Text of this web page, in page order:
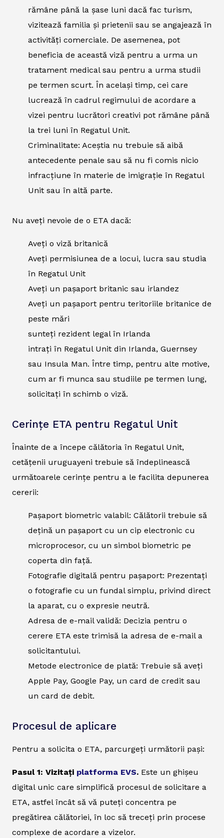
rămâne până la șase luni dacă fac turism,
vizitează familia și prietenii sau se angajează în
activități comerciale. De asemenea, pot
beneficia de această viză pentru a urma un
tratament medical sau pentru a urma studii
pe termen scurt. În același timp, cei care
lucrează în cadrul regimului de acordare a
vizei pentru lucrători creativi pot rămâne până
la trei luni în Regatul Unit.
Criminalitate: Aceștia nu trebuie să aibă
antecedente penale sau să nu fi comis nicio
infracțiune în materie de imigrație în Regatul
Unit sau în altă parte.
Nu aveți nevoie de o ETA dacă:
Aveți o viză britanică
Aveți permisiunea de a locui, lucra sau studia
în Regatul Unit
Aveți un pașaport britanic sau irlandez
Aveți un pașaport pentru teritoriile britanice de
peste mări
sunteți rezident legal în Irlanda
intrați în Regatul Unit din Irlanda, Guernsey
sau Insula Man. Între timp, pentru alte motive,
cum ar fi munca sau studiile pe termen lung,
solicitați în schimb o viză.
Cerințe ETA pentru Regatul Unit
Înainte de a începe călătoria în Regatul Unit,
cetățenii uruguayeni trebuie să îndeplinească
următoarele cerințe pentru a le facilita depunerea
cererii:
Pașaport biometric valabil: Călătorii trebuie să
dețină un pașaport cu un cip electronic cu
microprocesor, cu un simbol biometric pe
coperta din față.
Fotografie digitală pentru pașaport: Prezentați
o fotografie cu un fundal simplu, privind direct
la aparat, cu o expresie neutră.
Adresa de e-mail validă: Decizia pentru o
cerere ETA este trimisă la adresa de e-mail a
solicitantului.
Metode electronice de plată: Trebuie să aveți
Apple Pay, Google Pay, un card de credit sau
un card de debit.
Procesul de aplicare
Pentru a solicita o ETA, parcurgeți următorii pași:
Pasul 1: Vizitați platforma EVS. Este un ghișeu
digital unic care simplifică procesul de solicitare a
ETA, astfel încât să vă puteți concentra pe
pregătirea călătoriei, în loc să treceți prin procese
complexe de acordare a vizelor.